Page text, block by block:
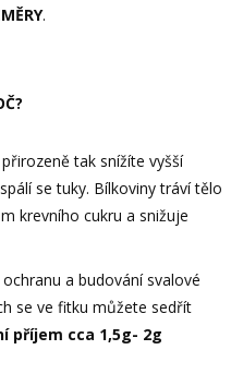
.
tak snížíte vyšší
se tuky. Bílkoviny tráví tělo
krevního cukru a snižuje
a budování svalové
se ve fitku můžete sedřít
příjem cca 1,5g- 2g